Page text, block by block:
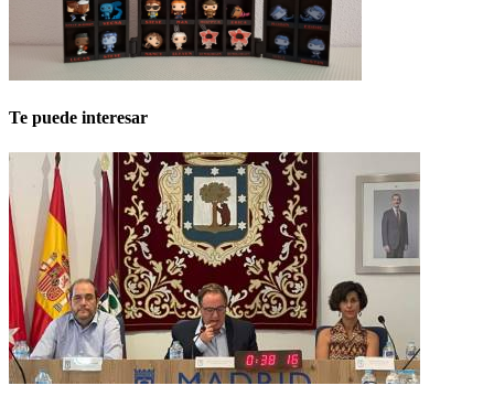
Te puede interesar